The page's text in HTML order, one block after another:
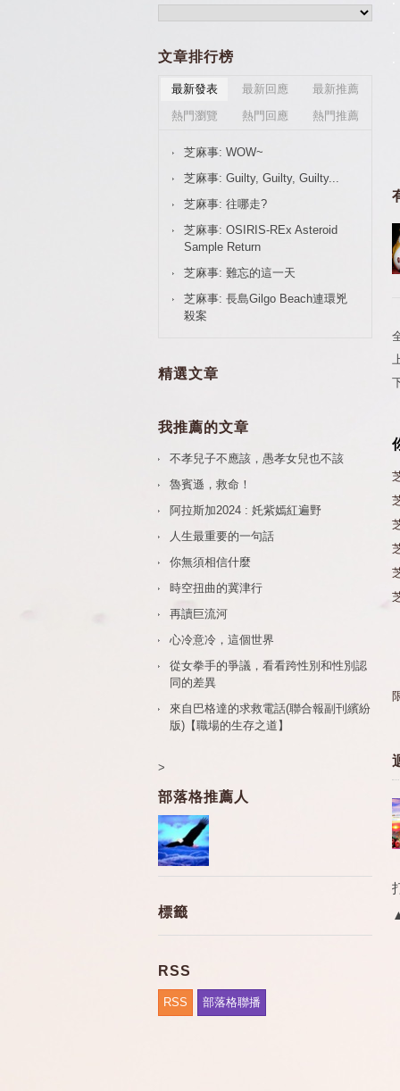
文章排行榜
最新發表 最新回應
最新推薦
熱門瀏覽
熱門回應 熱門推薦
芝麻事: WOW~
芝麻事: Guilty, Guilty, Guilty...
芝麻事: 往哪走?
芝麻事: OSIRIS-REx Asteroid
Sample Return
芝麻事: 難忘的這一天
芝麻事: 長島Gilgo Beach連環兇
殺案
精選文章
我推薦的文章
不孝兒子不應該，愚孝女兒也不該
魯賓遜，救命！
阿拉斯加2024 : 奼紫嫣紅遍野
人生最重要的一句話
你無須相信什麼
時空扭曲的冀津行
再讀巨流河
心冷意冷，這個世界
從女拳手的爭議，看看跨性別和性別認
同的差異
來自巴格達的求救電話(聯合報副刊繽紛
版)【職場的生存之道】
>
部落格推薦人
標籤
RSS
RSS 部落格聯播